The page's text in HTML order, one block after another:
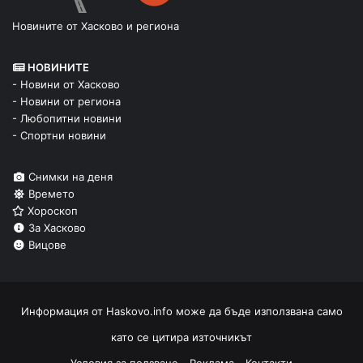
Новините от Хасково и региона
НОВИНИТЕ
- Новини от Хасково
- Новини от региона
- Любопитни новини
- Спортни новини
Снимки на деня
Времето
Хороскоп
За Хасково
Вицове
Информация от Haskovo.info може да бъде използвана само
като се цитира източникът